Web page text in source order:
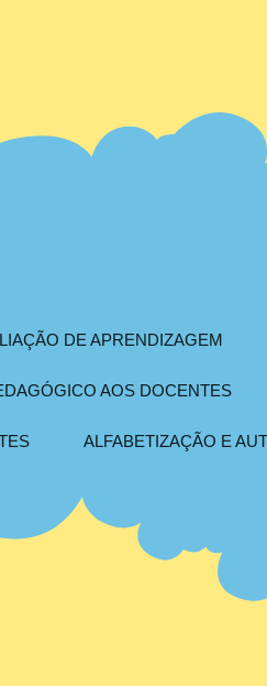
DE APRENDIZAGEM
AOS DOCENTES
ALFABETIZAÇÃO E